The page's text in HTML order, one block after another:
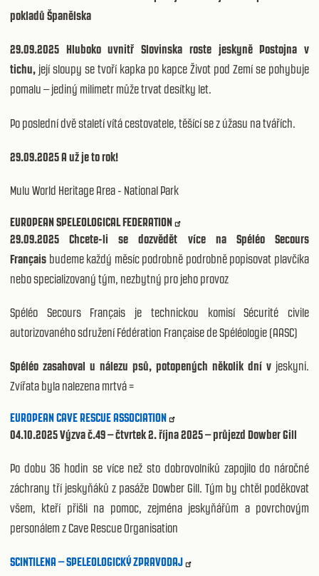
pokladů Španělska
29.09.2025 Hluboko uvnitř Slovinska roste jeskyně Postojna v
tichu, její sloupy se tvoří kapka po kapce Život pod Zemí se pohybuje
pomalu – jediný milimetr může trvat desítky let.
Po poslední dvě staletí vítá cestovatele, těšící se z úžasu na tvářích.
29.09.2025 A už je to rok!
Mulu World Heritage Area - National Park
EUROPEAN SPELEOLOGICAL FEDERATION
29.09.2025 Chcete-li se dozvědět více na Spéléo Secours
Français budeme každý měsíc podrobně podrobně popisovat plavčíka
nebo specializovaný tým, nezbytný pro jeho provoz
Spéléo Secours Français je technickou komisí Sécurité civile
autorizovaného sdružení Fédération Française de Spéléologie (AASC)
Spéléo zasahoval u nálezu psů, potopených několik dní v jeskyni.
Zvířata byla nalezena mrtvá =
EUROPEAN CAVE RESCUE ASSOCIATION
04.10.2025 Výzva č.49 – čtvrtek 2. října 2025 – průjezd Dowber Gill
Po dobu 36 hodin se více než sto dobrovolníků zapojilo do náročné
záchrany tří jeskyňáků z pasáže Dowber Gill. Tým by chtěl poděkovat
všem, kteří přišli na pomoc, zejména jeskyňářům a povrchovým
personálem z Cave Rescue Organisation
SCINTILENA – SPELEOLOGICKÝ ZPRAVODAJ